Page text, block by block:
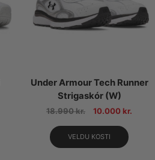
Under Armour Tech Runner
Strigaskór (W)
18.990kr. 10.000 kr.
VELDU KOSTI